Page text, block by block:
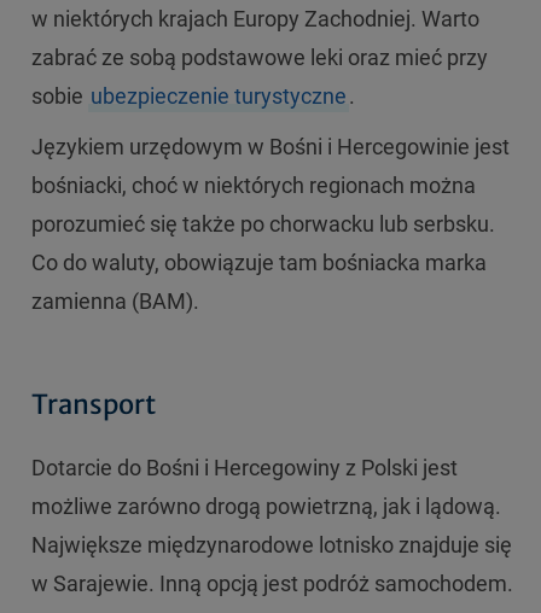
w niektórych krajach Europy Zachodniej. Warto
zabrać ze sobą podstawowe leki oraz mieć przy
sobie ubezpieczenie turystyczne.
Językiem urzędowym w Bośni i Hercegowinie jest
bośniacki, choć w niektórych regionach można
porozumieć się także po chorwacku lub serbsku.
Co do waluty, obowiązuje tam bośniacka marka
zamienna (BAM).
Transport
Dotarcie do Bośni i Hercegowiny z Polski jest
możliwe zarówno drogą powietrzną, jak i lądową.
Największe międzynarodowe lotnisko znajduje się
w Sarajewie. Inną opcją jest podróż samochodem.